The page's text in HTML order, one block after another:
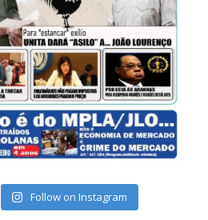
Follow on Instagram